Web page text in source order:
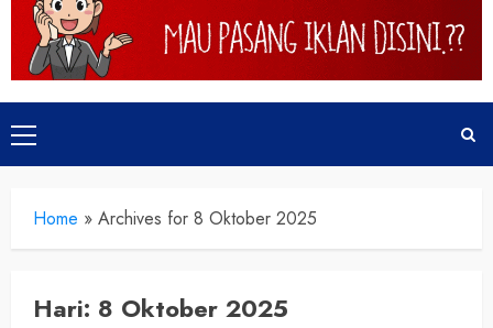
Primary
Menu
Home » Archives for 8 Oktober 2025
Hari: 8 Oktober 2025